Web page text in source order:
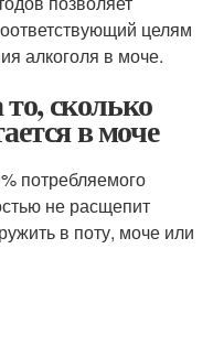
целям
алкоголя в моче.
сколько
в моче
потребляемого
не расщепит
в поту, моче или